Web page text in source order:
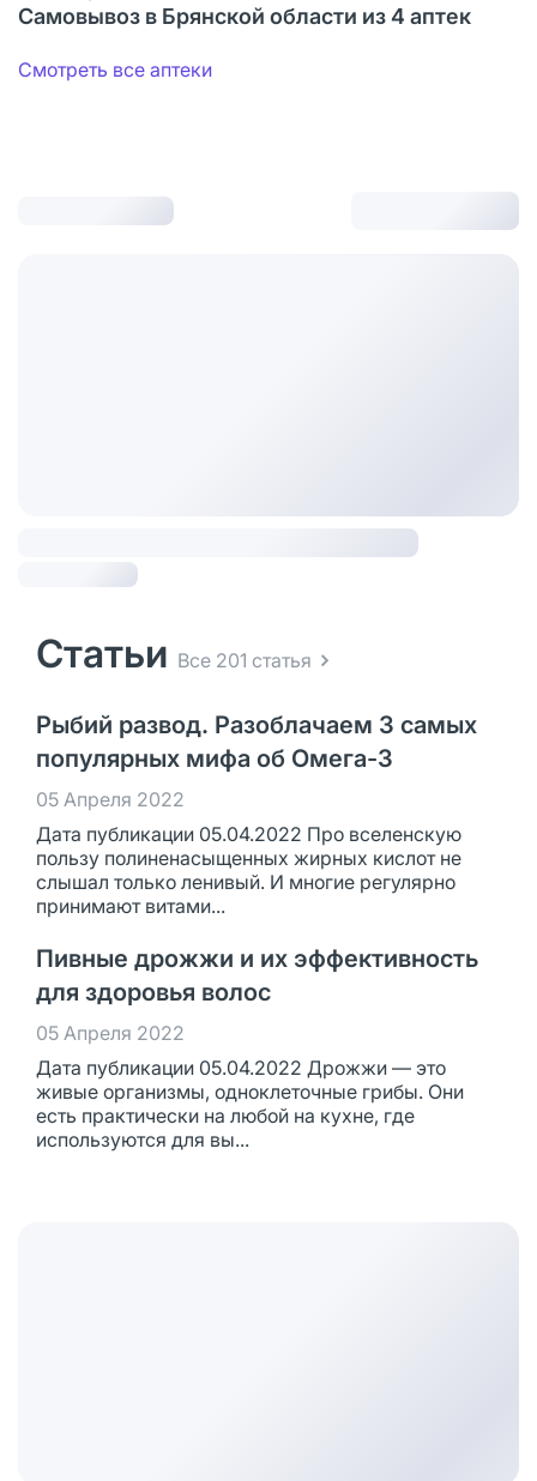
Самовывоз в Брянской области из 4 аптек
Смотреть все аптеки
Статьи Все 201 статья
Рыбий развод. Разоблачаем 3 самых
популярных мифа об Омега-3
05 Апреля 2022
Дата публикации 05.04.2022 Про вселенскую
пользу полиненасыщенных жирных кислот не
слышал только ленивый. И многие регулярно
принимают витами...
Пивные дрожжи и их эффективность
для здоровья волос
05 Апреля 2022
Дата публикации 05.04.2022 Дрожжи — это
живые организмы, одноклеточные грибы. Они
есть практически на любой на кухне, где
используются для вы...